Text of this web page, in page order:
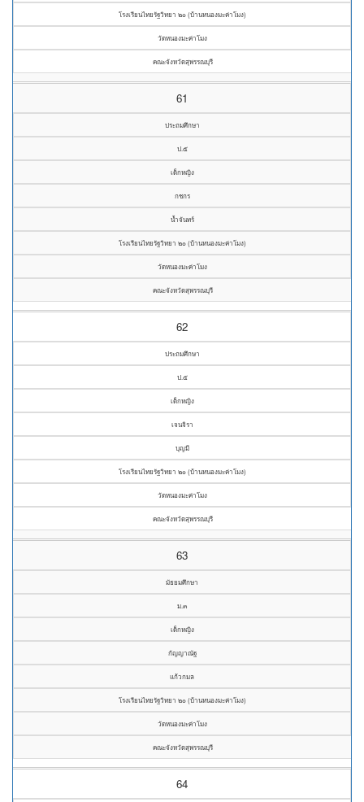
โรงเรียนไทยรัฐวิทยา ๒๐ (บ้านหนองมะค่าโมง)
วัดหนองมะค่าโมง
คณะจังหวัดสุพรรณบุรี
61
ประถมศึกษา
ป.๕
เด็กหญิง
กชกร
น้ำจันทร์
โรงเรียนไทยรัฐวิทยา ๒๐ (บ้านหนองมะค่าโมง)
วัดหนองมะค่าโมง
คณะจังหวัดสุพรรณบุรี
62
ประถมศึกษา
ป.๕
เด็กหญิง
เจนจิรา
บุญมี
โรงเรียนไทยรัฐวิทยา ๒๐ (บ้านหนองมะค่าโมง)
วัดหนองมะค่าโมง
คณะจังหวัดสุพรรณบุรี
63
มัธยมศึกษา
ม.๓
เด็กหญิง
กัญญาณัฐ
แก้วกมล
โรงเรียนไทยรัฐวิทยา ๒๐ (บ้านหนองมะค่าโมง)
วัดหนองมะค่าโมง
คณะจังหวัดสุพรรณบุรี
64